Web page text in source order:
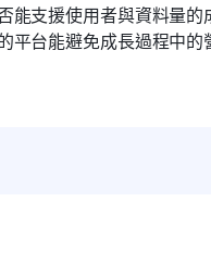
能支援使用者與資料量的
平台能避免成長過程中